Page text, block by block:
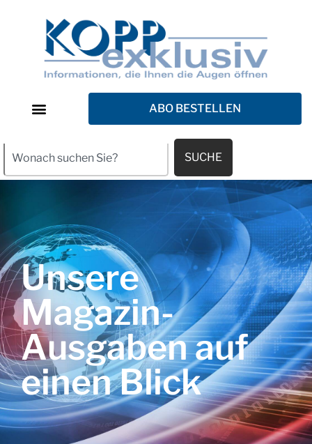
ABO BESTELLEN
SUCHE
Unsere
Magazin-
Ausgaben auf
einen Blick